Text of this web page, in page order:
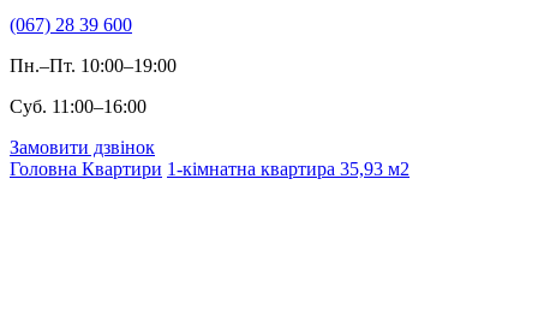
(067) 28 39 600
Пн.–Пт. 10:00–19:00
Суб. 11:00–16:00
Замовити дзвінок
Головна Квартири 1-кімнатна квартира 35,93 м2